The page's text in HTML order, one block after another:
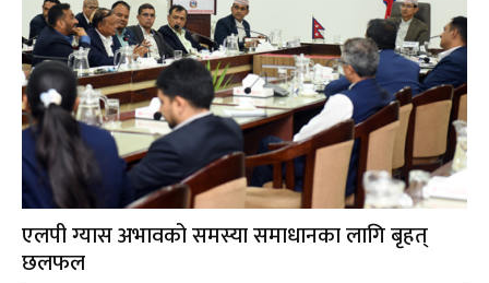
एलपी ग्यास अभावको समस्या समाधानका लागि बृहत्
छलफल